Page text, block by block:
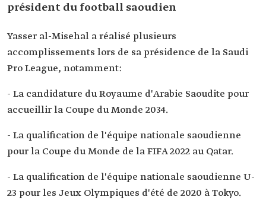
président du football saoudien
Yasser al-Misehal a réalisé plusieurs
accomplissements lors de sa présidence de la Saudi
Pro League, notamment:
- La candidature du Royaume d'Arabie Saoudite pour
accueillir la Coupe du Monde 2034.
- La qualification de l'équipe nationale saoudienne
pour la Coupe du Monde de la FIFA 2022 au Qatar.
- La qualification de l'équipe nationale saoudienne U-
23 pour les Jeux Olympiques d'été de 2020 à Tokyo.